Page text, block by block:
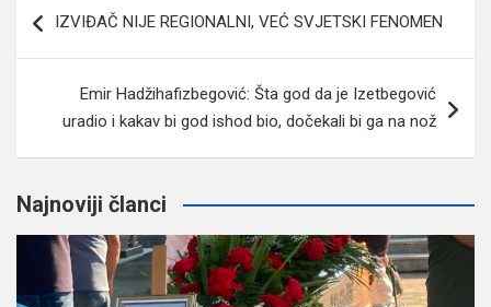
članaka
IZVIĐAČ NIJE REGIONALNI, VEĆ SVJETSKI FENOMEN
Emir Hadžihafizbegović: Šta god da je Izetbegović
uradio i kakav bi god ishod bio, dočekali bi ga na nož
Najnoviji članci